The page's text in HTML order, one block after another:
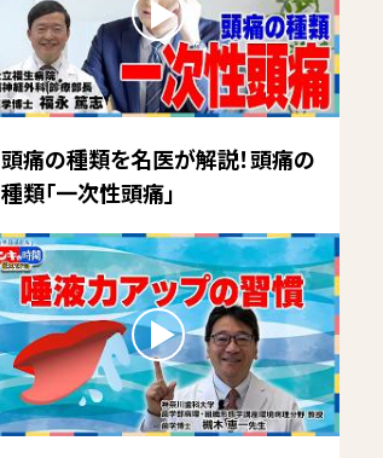
頭痛の種類を名医が解説！頭痛の
種類「一次性頭痛」